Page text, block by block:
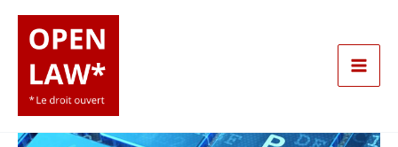
Aller
contenu